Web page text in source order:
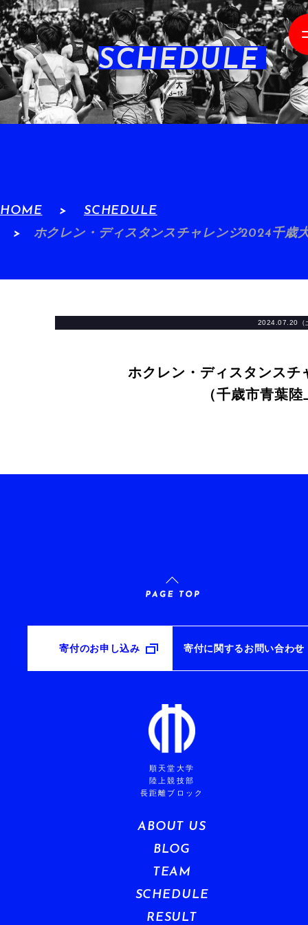
SCHEDULE
HOME
SCHEDULE
ホクレン・ディスタンスチャレンジ2024千歳
2024.07.20（
ホクレン・ディスタンスチ
（千歳市青葉
寄付のお申し込み 寄付に関するお問い合わせ
順天堂大学
陸上競技部
長距離ブロック
ABOUT US
BLOG
TEAM
SCHEDULE
RESULT